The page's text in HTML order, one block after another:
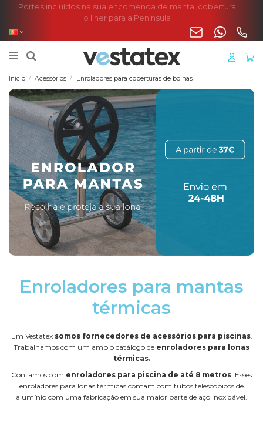
Portes incluídos na sua encomenda de manta, cobertura
o liner para a Península
Início Acessórios Enroladores para coberturas de bolhas
Enroladores para mantas
térmicas
Em Vestatex somos fornecedores de acessórios para piscinas.
Trabalhamos com um amplo catálogo de enroladores para lonas
térmicas.
Contamos com enroladores para piscina de até 8 metros. Esses
enroladores para lonas térmicas contam com tubos telescópicos de
alumínio com uma fabricação em sua maior parte de aço inoxidável.